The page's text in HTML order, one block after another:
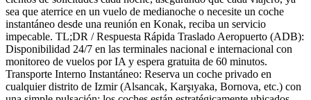
sea que aterrice en un vuelo de medianoche o necesite un coche
instantáneo desde una reunión en Konak, reciba un servicio
impecable. TL;DR / Respuesta Rápida Traslado Aeropuerto (ADB):
Disponibilidad 24/7 en las terminales nacional e internacional con
monitoreo de vuelos por IA y espera gratuita de 60 minutos.
Transporte Interno Instantáneo: Reserva un coche privado en
cualquier distrito de Izmir (Alsancak, Karşıyaka, Bornova, etc.) con